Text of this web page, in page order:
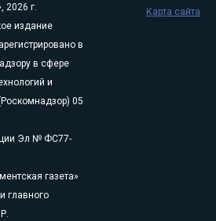
2026 г.
издание
в
в сфере
и
05
Эл № ФС77-
газета»
главного
Карта сайта